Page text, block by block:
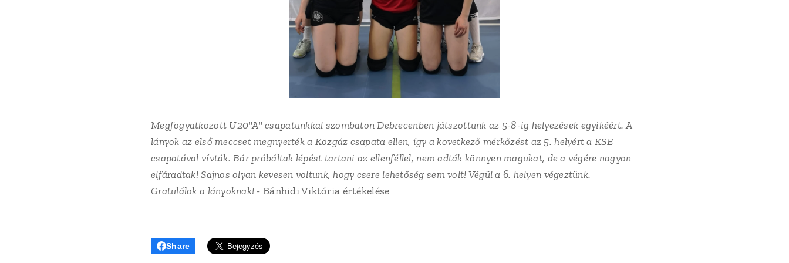
Megfogyatkozott U20"A" csapatunkkal szombaton Debrecenben játszottunk az 5-8-ig helyezések egyikéért. A
lányok az első meccset megnyerték a Közgáz csapata ellen, így a következő mérkőzést az 5. helyért a KSE
csapatával vívták. Bár próbáltak lépést tartani az ellenféllel, nem adták könnyen magukat, de a végére nagyon
elfáradtak! Sajnos olyan kevesen voltunk, hogy csere lehetőség sem volt! Végül a 6. helyen végeztünk.
Gratulálok a lányoknak! - Bánhidi Viktória értékelése
Share